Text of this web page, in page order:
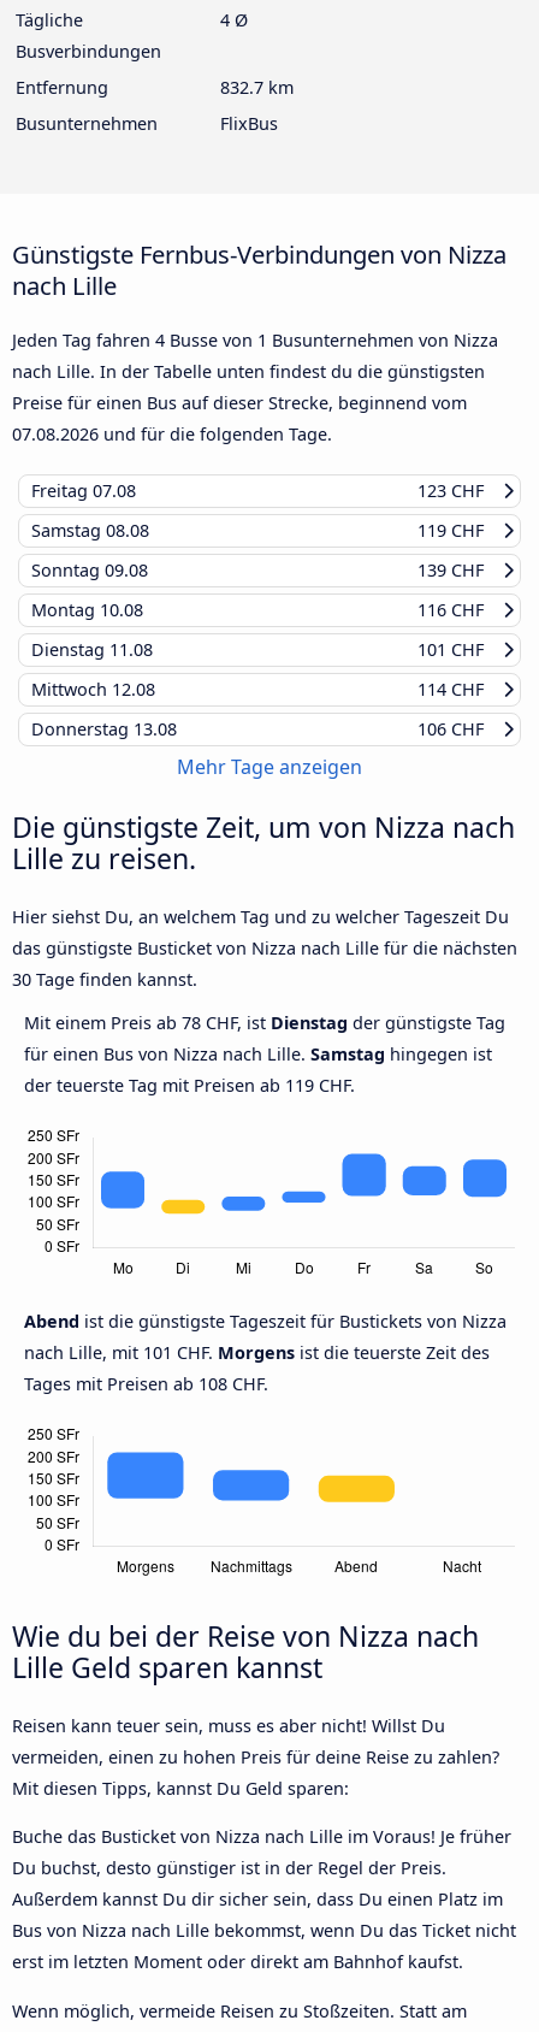
Tägliche
Busverbindungen
4 Ø
Entfernung
832.7 km
Busunternehmen
FlixBus
Günstigste Fernbus-Verbindungen von Nizza
nach Lille
Jeden Tag fahren 4 Busse von 1 Busunternehmen von Nizza
nach Lille. In der Tabelle unten findest du die günstigsten
Preise für einen Bus auf dieser Strecke, beginnend vom
07.08.2026 und für die folgenden Tage.
Freitag 07.08
123 CHF
Samstag 08.08
119 CHF
Sonntag 09.08
139 CHF
Montag 10.08
116 CHF
Dienstag 11.08
101 CHF
Mittwoch 12.08
114 CHF
Donnerstag 13.08 106 CHF
Mehr Tage anzeigen
Die günstigste Zeit, um von Nizza nach
Lille zu reisen.
Hier siehst Du, an welchem Tag und zu welcher Tageszeit Du
das günstigste Busticket von Nizza nach Lille für die nächsten
30 Tage finden kannst.
Mit einem Preis ab 78 CHF, ist Dienstag der günstigste Tag
für einen Bus von Nizza nach Lille. Samstag hingegen ist
der teuerste Tag mit Preisen ab 119 CHF.
Abend ist die günstigste Tageszeit für Bustickets von Nizza
nach Lille, mit 101 CHF. Morgens ist die teuerste Zeit des
Tages mit Preisen ab 108 CHF.
Wie du bei der Reise von Nizza nach
Lille Geld sparen kannst
Reisen kann teuer sein, muss es aber nicht! Willst Du
vermeiden, einen zu hohen Preis für deine Reise zu zahlen?
Mit diesen Tipps, kannst Du Geld sparen:
Buche das Busticket von Nizza nach Lille im Voraus! Je früher
Du buchst, desto günstiger ist in der Regel der Preis.
Außerdem kannst Du dir sicher sein, dass Du einen Platz im
Bus von Nizza nach Lille bekommst, wenn Du das Ticket nicht
erst im letzten Moment oder direkt am Bahnhof kaufst.
Wenn möglich, vermeide Reisen zu Stoßzeiten. Statt am